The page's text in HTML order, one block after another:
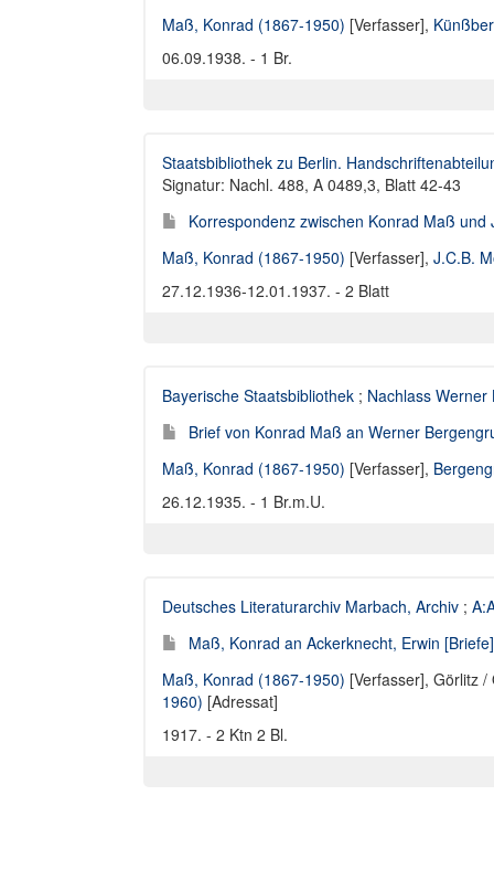
Maß, Konrad (1867-1950) [Verfasser],
06.09.1938. - 1 Br.
Staatsbibliothek zu Berlin.
Signatur: Nachl. 488, A 0489,3, Blatt 42-43
Korrespondenz zwischen Konrad Maß
Maß, Konrad (1867-1950) [Verfasser], J.C.B.
27.12.1936-12.01.1937. - 2 Blatt
Bayerische Staatsbibliothek ; Nachlass
Brief von Konrad Maß an Werner
Maß, Konrad (1867-1950) [Verfasser],
26.12.1935. - 1 Br.m.U.
Deutsches Literaturarchiv Marbach, Archiv ;
Maß, Konrad an Ackerknecht, Erwin [Briefe]
Maß, Konrad (1867-1950) [Verfasser], Görlitz /
1960) [Adressat]
1917. - 2 Ktn 2 Bl.